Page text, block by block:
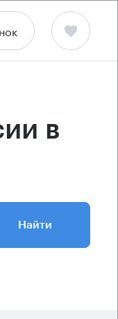
в
Найти